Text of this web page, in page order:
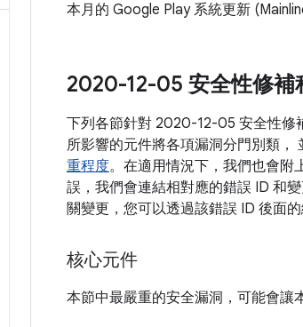
本月的 Google Play 系統更新
2020-12-05 安全性修補
下列各節針對 2020-12-05 安全性修
所影響的元件將各項漏洞分門別類，
重程度。在適用情況下，我們也會附
誤，我們會連結相對應的錯誤 ID 和
關變更，您可以透過該錯誤 ID 後面
核心元件
本節中最嚴重的安全漏洞，可能會讓